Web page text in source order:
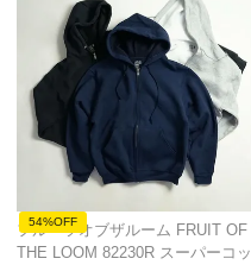
54%OFF
フルーツオブザルーム FRUIT OF
THE LOOM 82230R スーパーコッ